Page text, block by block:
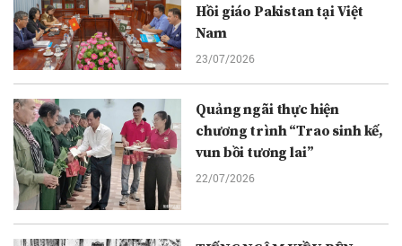
Hồi giáo Pakistan tại Việt
Nam
23/07/2026
Quảng ngãi thực hiện
chương trình “Trao sinh kế,
vun bồi tương lai”
22/07/2026